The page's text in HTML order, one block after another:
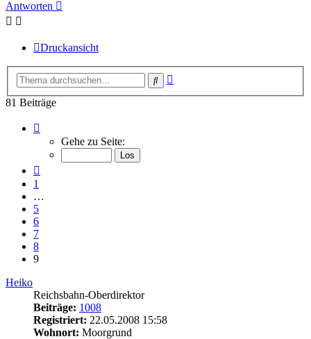
Antworten
Druckansicht
Suche
81 Beiträge
von
Gehe zu Seite:
1
…
5
6
7
8
9
Heiko
Reichsbahn-Oberdirektor
Beiträge: 1008
Registriert: 22.05.2008 15:58
Wohnort: Moorgrund